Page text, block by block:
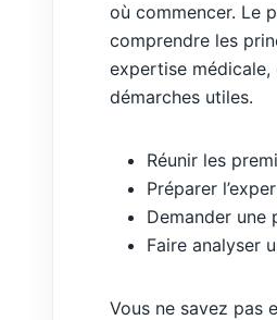
où commencer. Le
comprendre les
expertise médicale,
démarches utiles.
Réunir les
Préparer
Demander
Faire analyser
Vous ne savez pas